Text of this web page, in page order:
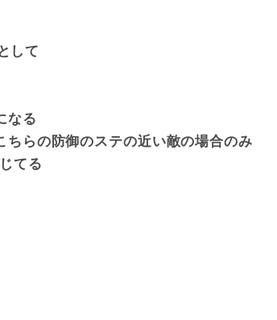
して
なる
ちらの防御のステの近い敵の場合のみ
てる